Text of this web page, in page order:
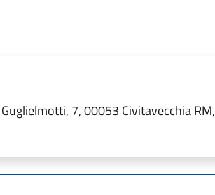
7, 00053 Civitavecchia RM,